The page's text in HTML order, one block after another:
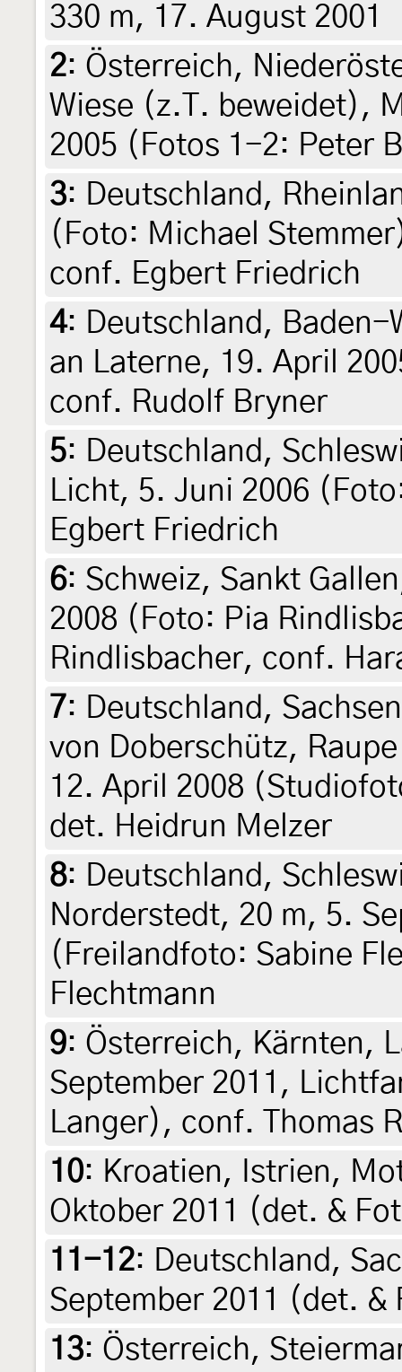
330 m, 17. August 2001
2: Österreich,
Wiese (z.T. beweidet),
2005 (Fotos 1-2: Peter
3: Deutschland,
(Foto: Michael
conf. Egbert Friedrich
4: Deutschland,
an Laterne, 19. April
conf. Rudolf Bryner
5: Deutschland,
Licht, 5. Juni 2006
Egbert Friedrich
6: Schweiz, Sankt
2008 (Foto: Pia
Rindlisbacher, conf.
7: Deutschland,
von Doberschütz,
12. April 2008
det. Heidrun Melzer
8: Deutschland,
Norderstedt, 20 m, 5.
(Freilandfoto: Sabine
Flechtmann
9: Österreich, Kärnten,
September 2011,
Langer), conf. Thomas
10: Kroatien, Istrien,
Oktober 2011 (det. &
11-12: Deutschland,
September 2011 (det.
13: Österreich,